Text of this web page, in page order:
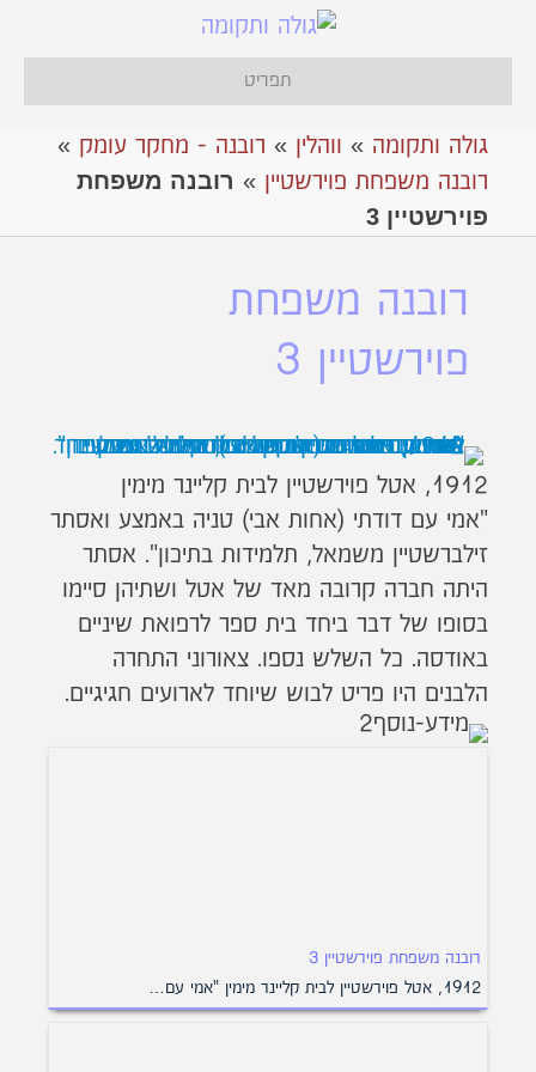
תפריט
גולה ותקומה » ווהלין » רובנה - מחקר עומק »
רובנה משפחת פוירשטיין » רובנה משפחת
פוירשטיין 3
רובנה משפחת
פוירשטיין 3
1912, אטל פוירשטיין לבית קליינר מימין
"אמי עם דודתי (אחות אבי) טניה באמצע ואסתר
זילברשטיין משמאל, תלמידות בתיכון". אסתר
היתה חברה קרובה מאד של אטל ושתיהן סיימו
בסופו של דבר ביחד בית ספר לרפואת שיניים
באודסה. כל השלש נספו. צאורוני התחרה
הלבנים היו פריט לבוש שיוחד לארועים חגיגיים.
רובנה משפחת פוירשטיין 3
1912, אטל פוירשטיין לבית קליינר מימין "אמי עם…